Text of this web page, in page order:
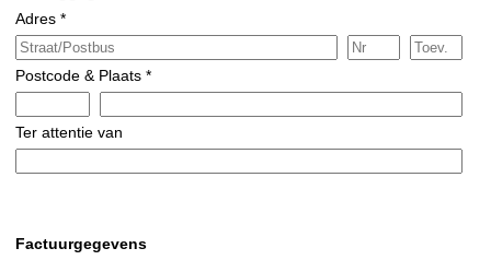
Adres *
Postcode & Plaats *
Ter attentie van
Factuurgegevens